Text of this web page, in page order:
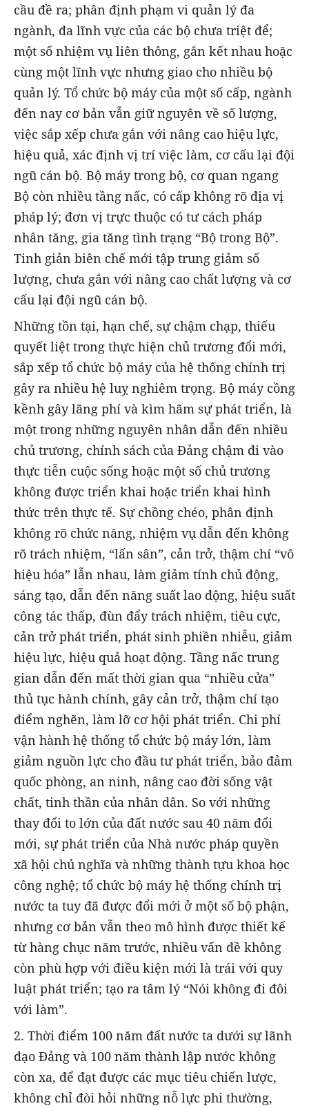
cầu đề ra; phân định phạm vi quản lý đa
ngành, đa lĩnh vực của các bộ chưa triệt để;
một số nhiệm vụ liên thông, gắn kết nhau hoặc
cùng một lĩnh vực nhưng giao cho nhiều bộ
quản lý. Tổ chức bộ máy của một số cấp, ngành
đến nay cơ bản vẫn giữ nguyên về số lượng,
việc sắp xếp chưa gắn với nâng cao hiệu lực,
hiệu quả, xác định vị trí việc làm, cơ cấu lại đội
ngũ cán bộ. Bộ máy trong bộ, cơ quan ngang
Bộ còn nhiều tầng nấc, có cấp không rõ địa vị
pháp lý; đơn vị trực thuộc có tư cách pháp
nhân tăng, gia tăng tình trạng “Bộ trong Bộ”.
Tinh giản biên chế mới tập trung giảm số
lượng, chưa gắn với nâng cao chất lượng và cơ
cấu lại đội ngũ cán bộ.
Những tồn tại, hạn chế, sự chậm chạp, thiếu
quyết liệt trong thực hiện chủ trương đổi mới,
sắp xếp tổ chức bộ máy của hệ thống chính trị
gây ra nhiều hệ luỵ nghiêm trọng. Bộ máy cồng
kềnh gây lãng phí và kìm hãm sự phát triển, là
một trong những nguyên nhân dẫn đến nhiều
chủ trương, chính sách của Đảng chậm đi vào
thực tiễn cuộc sống hoặc một số chủ trương
không được triển khai hoặc triển khai hình
thức trên thực tế. Sự chồng chéo, phân định
không rõ chức năng, nhiệm vụ dẫn đến không
rõ trách nhiệm, “lấn sân”, cản trở, thậm chí “vô
hiệu hóa” lẫn nhau, làm giảm tính chủ động,
sáng tạo, dẫn đến năng suất lao động, hiệu suất
công tác thấp, đùn đẩy trách nhiệm, tiêu cực,
cản trở phát triển, phát sinh phiền nhiễu, giảm
hiệu lực, hiệu quả hoạt động. Tầng nấc trung
gian dẫn đến mất thời gian qua “nhiều cửa”
thủ tục hành chính, gây cản trở, thậm chí tạo
điểm nghẽn, làm lỡ cơ hội phát triển. Chi phí
vận hành hệ thống tổ chức bộ máy lớn, làm
giảm nguồn lực cho đầu tư phát triển, bảo đảm
quốc phòng, an ninh, nâng cao đời sống vật
chất, tinh thần của nhân dân. So với những
thay đổi to lớn của đất nước sau 40 năm đổi
mới, sự phát triển của Nhà nước pháp quyền
xã hội chủ nghĩa và những thành tựu khoa học
công nghệ; tổ chức bộ máy hệ thống chính trị
nước ta tuy đã được đổi mới ở một số bộ phận,
nhưng cơ bản vẫn theo mô hình được thiết kế
từ hàng chục năm trước, nhiều vấn đề không
còn phù hợp với điều kiện mới là trái với quy
luật phát triển; tạo ra tâm lý “Nói không đi đôi
với làm”.
2. Thời điểm 100 năm đất nước ta dưới sự lãnh
đạo Đảng và 100 năm thành lập nước không
còn xa, để đạt được các mục tiêu chiến lược,
không chỉ đòi hỏi những nỗ lực phi thường,